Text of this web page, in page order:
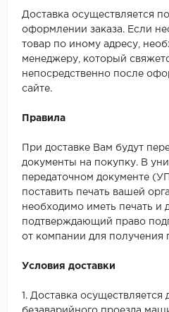
Доставка осуществляется
оформлении заказа. Если
товар по иному адресу,
менеджеру, который
непосредственно после
сайте.
Правила
При доставке Вам будут
документы на покупку. В
передаточном документе
поставить печать вашей
необходимо иметь печать и
подтверждающий право
от компании для получения
Условия доставки
1. Доставка